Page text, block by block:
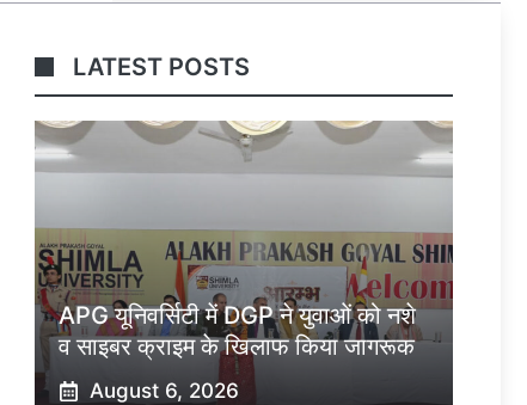
LATEST POSTS
APG यूनिवर्सिटी में DGP ने युवाओं को नशे
व साइबर क्राइम के खिलाफ किया जागरूक
August 6, 2026